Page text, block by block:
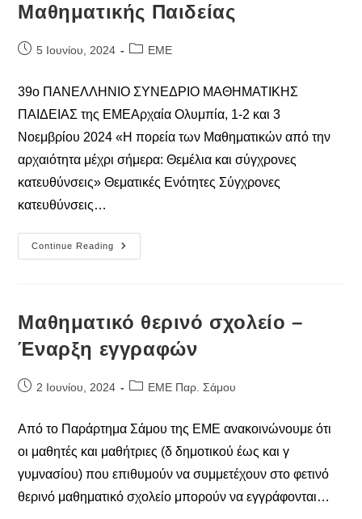
Μαθηματικής Παιδείας
Post5 Ιουνίου, 2024
PostΕΜΕ
39ο ΠΑΝΕΛΛΗΝΙΟ ΣΥΝΕΔΡΙΟ ΜΑΘΗΜΑΤΙΚΗΣ
ΠΑΙΔΕΙΑΣ της ΕΜΕΑρχαία Ολυμπία, 1-2 και 3
Νοεμβρίου 2024 «Η πορεία των Μαθηματικών από την
αρχαιότητα μέχρι σήμερα: Θεμέλια και σύγχρονες
κατευθύνσεις» Θεματικές Ενότητες Σύγχρονες
κατευθύνσεις…
Continue Reading
39ο
Πανελλήνιο
Μαθηματικό θερινό σχολείο –
Έναρξη εγγραφών
Post2 Ιουνίου, 2024
PostΕΜΕ Παρ. Σάμου
Από το Παράρτημα Σάμου της ΕΜΕ ανακοινώνουμε ότι
οι μαθητές και μαθήτριες (δ δημοτικού έως και γ
γυμνασίου) που επιθυμούν να συμμετέχουν στο φετινό
θερινό μαθηματικό σχολείο μπορούν να εγγράφονται…